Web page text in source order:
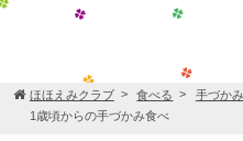
ほほえみクラブ 食べる
手づか
1歳頃からの手づかみ食べ